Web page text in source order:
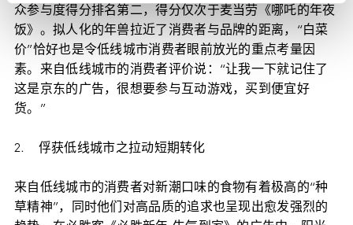
众参与度得分排名第二，得分仅次于麦当劳《哪吒的年夜
饭》。拟人化的年兽拉近了消费者与品牌的距离，“白菜
价”恰好也是令低线城市消费者眼前放光的重点考量因
素。来自低线城市的消费者评价说：“让我一下就记住了
这是京东的广告，很想要参与互动游戏，买到便宜好
货。”
2. 俘获低线城市之拉动短期转化
来自低线城市的消费者对新潮口味的食物有着极高的“种
草精神”，同时他们对高品质的追求也呈现出愈发强烈的